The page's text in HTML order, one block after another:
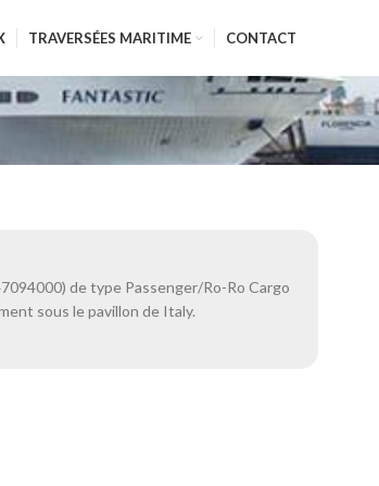
TRAVERSÉES MARITIME CONTACT
de type Passenger/Ro-Ro Cargo
sous le pavillon de Italy.